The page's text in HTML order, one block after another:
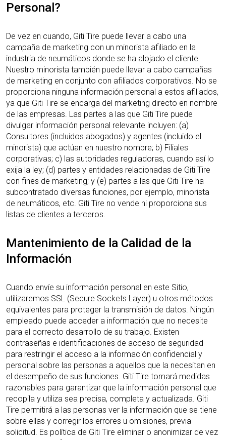
Personal?
De vez en cuando, Giti Tire puede llevar a cabo una
campaña de marketing con un minorista afiliado en la
industria de neumáticos donde se ha alojado el cliente.
Nuestro minorista también puede llevar a cabo campañas
de marketing en conjunto con afiliados corporativos. No se
proporciona ninguna información personal a estos afiliados,
ya que Giti Tire se encarga del marketing directo en nombre
de las empresas. Las partes a las que Giti Tire puede
divulgar información personal relevante incluyen: (a)
Consultores (incluidos abogados) y agentes (incluido el
minorista) que actúan en nuestro nombre; b) Filiales
corporativas; c) las autoridades reguladoras, cuando así lo
exija la ley; (d) partes y entidades relacionadas de Giti Tire
con fines de marketing; y (e) partes a las que Giti Tire ha
subcontratado diversas funciones, por ejemplo, minorista
de neumáticos, etc. Giti Tire no vende ni proporciona sus
listas de clientes a terceros.
Mantenimiento de la Calidad de la
Información
Cuando envíe su información personal en este Sitio,
utilizaremos SSL (Secure Sockets Layer) u otros métodos
equivalentes para proteger la transmisión de datos. Ningún
empleado puede acceder a información que no necesite
para el correcto desarrollo de su trabajo. Existen
contraseñas e identificaciones de acceso de seguridad
para restringir el acceso a la información confidencial y
personal sobre las personas a aquellos que la necesitan en
el desempeño de sus funciones. Giti Tire tomará medidas
razonables para garantizar que la información personal que
recopila y utiliza sea precisa, completa y actualizada. Giti
Tire permitirá a las personas ver la información que se tiene
sobre ellas y corregir los errores u omisiones, previa
solicitud. Es política de Giti Tire eliminar o anonimizar de vez